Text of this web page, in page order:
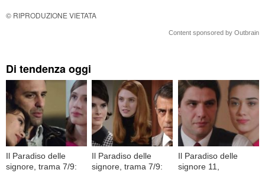
© RIPRODUZIONE VIETATA
Content sponsored by Outbrain
Di tendenza oggi
Il Paradiso delle
signore, trama 7/9:
Il Paradiso delle
signore, trama 7/9:
Il Paradiso delle
signore 11,